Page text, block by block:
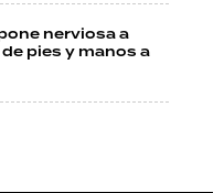
nerviosa a
pies y manos a